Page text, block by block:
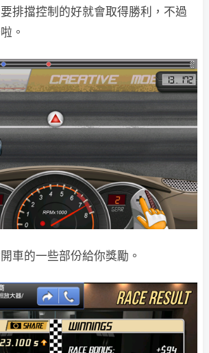
排擋控制的好就會取得勝利，不過
。
車的一些部份給你獎勵。